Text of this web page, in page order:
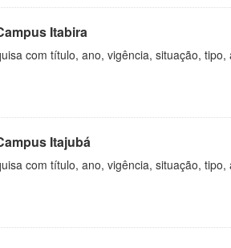
Itabira
com título, ano, vigência, situação,
Itajubá
com título, ano, vigência, situação,